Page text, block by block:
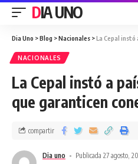
DIA UNO
Dia Uno >Blog >Nacionales >La Cepal instó a
NACIONALES
La Cepal instó a
que garanticen
Dia uno Publicada 27 agosto,
compartir